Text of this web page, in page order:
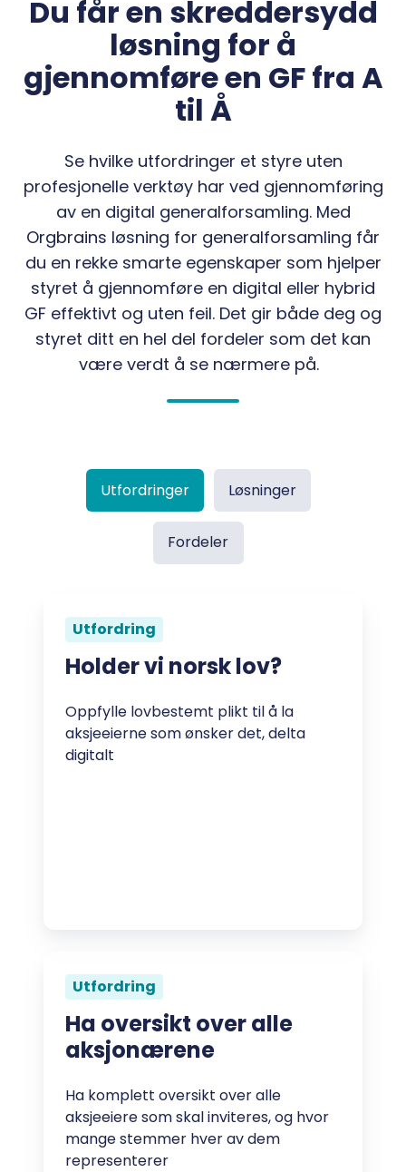
Du får en skreddersydd
løsning for å
gjennomføre en GF fra A
til Å
Se hvilke utfordringer et styre uten
profesjonelle verktøy har ved gjennomføring
av en digital generalforsamling. Med
Orgbrains løsning for generalforsamling får
du en rekke smarte egenskaper som hjelper
styret å gjennomføre en digital eller hybrid
GF effektivt og uten feil. Det gir både deg og
styret ditt en hel del fordeler som det kan
være verdt å se nærmere på.
Utfordringer Løsninger
Fordeler
Utfordring
Holder vi norsk lov?
Oppfylle lovbestemt plikt til å la
aksjeeierne som ønsker det, delta
digitalt
Utfordring
Ha oversikt over alle
aksjonærene
Ha komplett oversikt over alle
aksjeeiere som skal inviteres, og hvor
mange stemmer hver av dem
representerer